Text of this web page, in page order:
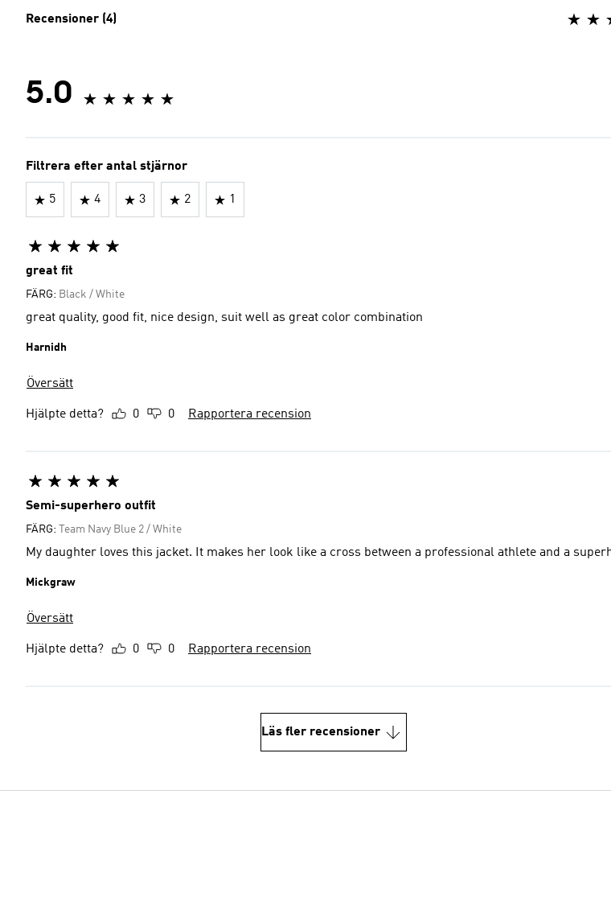
Recensioner (4)
5.0
Filtrera efter antal stjärnor
5 4 3 2 1
great fit
FÄRG: Black / White
great quality, good fit, nice design, suit well as great color combination
Harnidh
Översätt
Hjälpte detta? 0 0 Rapportera recension
Semi-superhero outfit
FÄRG: Team Navy Blue 2 / White
My daughter loves this jacket. It makes her look like a cross between a professional athlete and a
Mickgraw
Översätt
Hjälpte detta? 0 0 Rapportera recension
Läs fler recensioner